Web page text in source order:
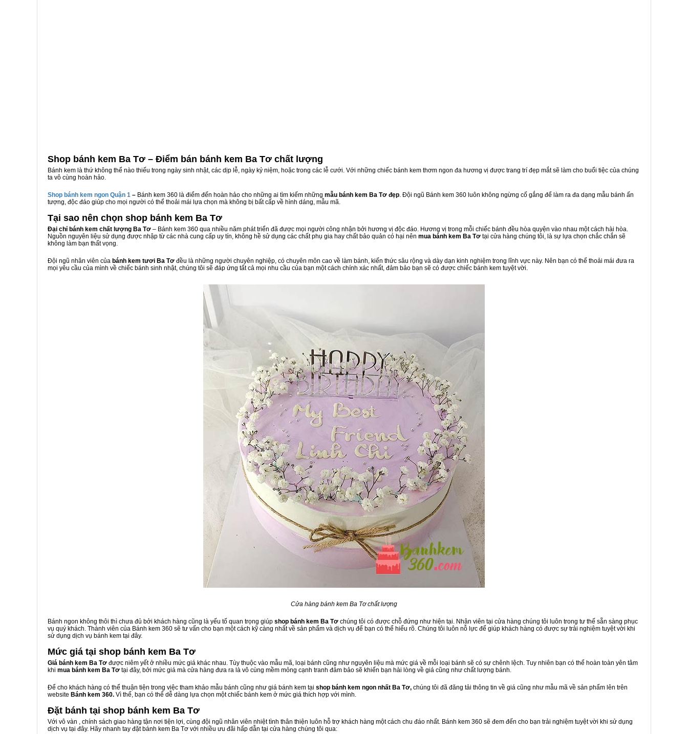
Shop bánh kem Ba Tơ – Điểm bán bánh kem Ba Tơ chất lượng
Bánh kem là thứ không thể nào thiếu trong ngày sinh nhật, các dịp lễ, ngày kỷ niệm, hoặc trong các lễ cưới. Với những chiếc bánh kem thơm ngon đa hương vị được trang trí đẹp mắt sẽ làm cho buổi tiệc của chúng
ta vô cùng hoàn hảo.
Shop bánh kem ngon Quận 1 – Bánh kem 360 là điểm đến hoàn hảo cho những ai tìm kiếm những mẫu bánh kem Ba Tơ đẹp. Đội ngũ Bánh kem 360 luôn không ngừng cố gắng để làm ra đa dạng mẫu bánh ấn
tượng, độc đáo giúp cho mọi người có thể thoải mái lựa chọn mà không bị bất cấp về hình dáng, mẫu mã.
Tại sao nên chọn shop bánh kem Ba Tơ
Đại chỉ bánh kem chất lượng Ba Tơ – Bánh kem 360 qua nhiều năm phát triển đã được mọi người công nhận bởi hương vị độc đáo. Hương vị trong mỗi chiếc bánh đều hòa quyện vào nhau một cách hài hòa.
Nguồn nguyên liệu sử dụng được nhập từ các nhà cung cấp uy tín, không hề sử dụng các chất phụ gia hay chất bảo quản có hại nên mua bánh kem Ba Tơ tại cửa hàng chúng tôi, là sự lựa chọn chắc chắn sẽ
không làm bạn thất vọng.
Đội ngũ nhân viên của bánh kem tươi Ba Tơ đều là những người chuyên nghiệp, có chuyên môn cao về làm bánh, kiến thức sâu rộng và dày dạn kinh nghiệm trong lĩnh vực này. Nên bạn có thể thoải mái đưa ra
mọi yêu cầu của mình về chiếc bánh sinh nhật, chúng tôi sẽ đáp ứng tất cả mọi nhu cầu của bạn một cách chính xác nhất, đảm bảo bạn sẽ có được chiếc bánh kem tuyệt vời.
Cửa hàng bánh kem Ba Tơ chất lượng
Bánh ngon không thôi thì chưa đủ bởi khách hàng cũng là yếu tố quan trọng giúp shop bánh kem Ba Tơ chúng tôi có được chỗ đứng như hiện tại. Nhân viên tại cửa hàng chúng tôi luôn trong tư thế sẵn sàng phục
vụ quý khách. Thành viên của Bánh kem 360 sẽ tư vấn cho bạn một cách kỹ càng nhất về sản phẩm và dịch vụ để bạn có thể hiểu rõ. Chúng tôi luôn nỗ lực để giúp khách hàng có được sự trải nghiệm tuyệt vời khi
sử dụng dịch vụ bánh kem tại đây.
Mức giá tại shop bánh kem Ba Tơ
Giá bánh kem Ba Tơ được niêm yết ở nhiều mức giá khác nhau. Tùy thuộc vào mẫu mã, loại bánh cũng như nguyên liệu mà mức giá về mỗi loại bánh sẽ có sự chênh lệch. Tuy nhiên bạn có thể hoàn toàn yên tâm
khi mua bánh kem Ba Tơ tại đây, bởi mức giá mà cửa hàng đưa ra là vô cùng mềm mỏng cạnh tranh đảm bảo sẽ khiến bạn hài lòng về giá cũng như chất lượng bánh.
Để cho khách hàng có thể thuận tiện trong việc tham khảo mẫu bánh cũng như giá bánh kem tại shop bánh kem ngon nhất Ba Tơ, chúng tôi đã đăng tải thông tin về giá cũng như mẫu mã về sản phẩm lên trên
website Bánh kem 360. Vì thế, bạn có thể dễ dàng lựa chọn một chiếc bánh kem ở mức giá thích hợp với mình.
Đặt bánh tại shop bánh kem Ba Tơ
Với vô vàn , chính sách giao hàng tận nơi tiện lợi, cùng đội ngũ nhân viên nhiệt tình thân thiện luôn hỗ trợ khách hàng một cách chu đáo nhất. Bánh kem 360 sẽ đem đến cho bạn trải nghiệm tuyệt vời khi sử dụng
dịch vụ tại đây. Hãy nhanh tay đặt bánh kem Ba Tơ với nhiều ưu đãi hấp dẫn tại cửa hàng chúng tôi qua: